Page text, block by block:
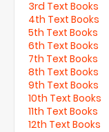
3rd Text Books
4th Text Books
5th Text Books
6th Text Books
7th Text Books
8th Text Books
9th Text Books
10th Text Books
11th Text Books
12th Text Books